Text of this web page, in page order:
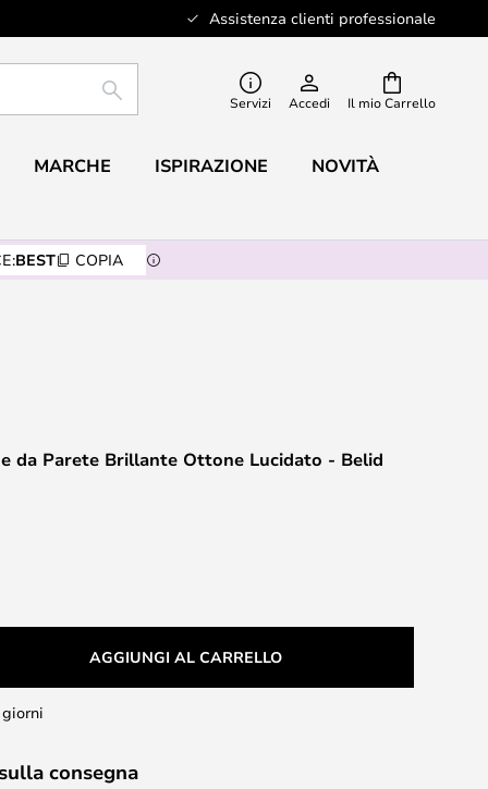
Assistenza clienti professionale
Il mio Carrello
RICERCA Servizi Accedi
MARCHE ISPIRAZIONE NOVITÀ
BEST COPIA
da Parete Brillante Ottone Lucidato - Belid
AGGIUNGI AL CARRELLO
consegna